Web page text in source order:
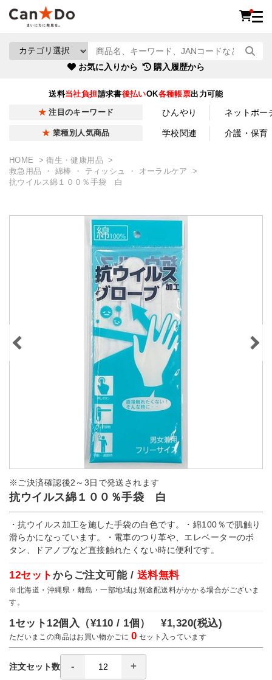
お気に入りから 購入履歴から
送料当社負担請求書後払いOK各種帳票出力可能
注目のキーワード ひんやり ネットポー
業種別人気商品 学校関連 介護・保育
HOME
衛生・健康用品
救急用品 ・ 綿棒 ・ ティッシュ ・ オーラルケア
抗ウイルス綿１００％手袋 白
※ご決済確認後2～3日で発送されます
抗ウイルス綿１００％手袋 白
・抗ウイルス加工を施した手袋の白色です。・綿100％で肌触り
滑らかになっています。・電車のつり革や、エレベーターのボ
タン、ドアノブなど直接触れたくない時に便利です。
12セット からご注文可能 / 送料無料
※北海道・沖縄県・離島・一部地域は別途配送料がかかる場合がございま
す。
1セット12個入（¥110 / 1個）¥1,320(税込)
ただいまこの商品はお買い物かごに0 セット入っています
注文セット数